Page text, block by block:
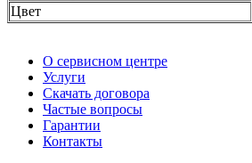
Цвет
О сервисном центре
Услуги
Скачать договора
Частые вопросы
Гарантии
Контакты